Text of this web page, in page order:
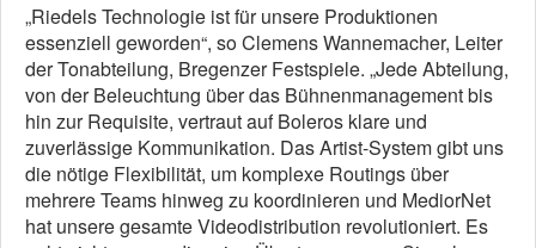
„Riedels Technologie ist für unsere Produktionen
essenziell geworden“, so Clemens Wannemacher, Leiter
der Tonabteilung, Bregenzer Festspiele. „Jede Abteilung,
von der Beleuchtung über das Bühnenmanagement bis
hin zur Requisite, vertraut auf Boleros klare und
zuverlässige Kommunikation. Das Artist-System gibt uns
die nötige Flexibilität, um komplexe Routings über
mehrere Teams hinweg zu koordinieren und MediorNet
hat unsere gesamte Videodistribution revolutioniert. Es